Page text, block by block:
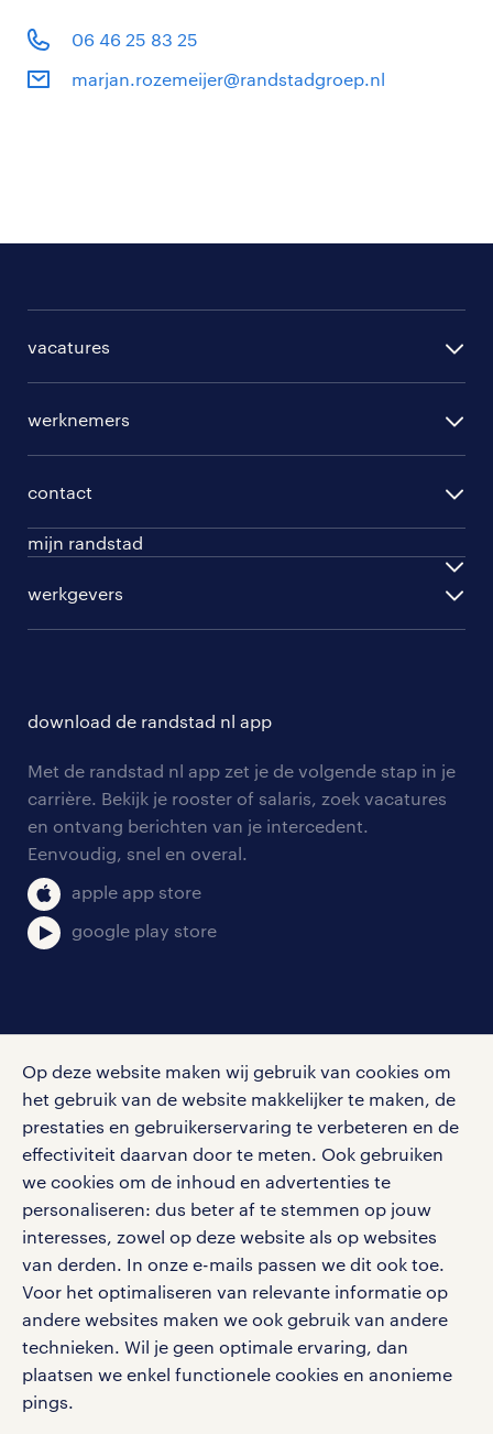
Op deze website maken wij gebruik van cookies om
het gebruik van de website makkelijker te maken, de
prestaties en gebruikerservaring te verbeteren en de
effectiviteit daarvan door te meten. Ook gebruiken
we cookies om de inhoud en advertenties te
personaliseren: dus beter af te stemmen op jouw
interesses, zowel op deze website als op websites
van derden. In onze e-mails passen we dit ook toe.
Voor het optimaliseren van relevante informatie op
andere websites maken we ook gebruik van andere
technieken. Wil je geen optimale ervaring, dan
plaatsen we enkel functionele cookies en anonieme
pings.
06 46 25 83 25
marjan.rozemeijer@randstadgroep.nl
vacatures
per vakgebied
per topwerkgever
werknemers
english speakers
work for ukraine
contact
werknemers
werkgevers
mijn randstad
werkgevers
algemene voorwaarden
download de randstad nl app
Met de randstad nl app zet je de volgende stap in je
carrière. Bekijk je rooster of salaris, zoek vacatures
en ontvang berichten van je intercedent.
Eenvoudig, snel en overal.
apple app store
google play store
Volg ons voor de leukste content omtrent
vacatures, solliciteren en inspiratie.
werken bij randstad
gebruikersvoorwaarden
privacystatement
cookies
disclaimer
sitemap